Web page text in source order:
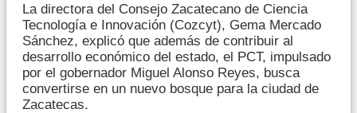
La directora del Consejo Zacatecano de Ciencia
Tecnología e Innovación (Cozcyt), Gema Mercado
Sánchez, explicó que además de contribuir al
desarrollo económico del estado, el PCT, impulsado
por el gobernador Miguel Alonso Reyes, busca
convertirse en un nuevo bosque para la ciudad de
Zacatecas.